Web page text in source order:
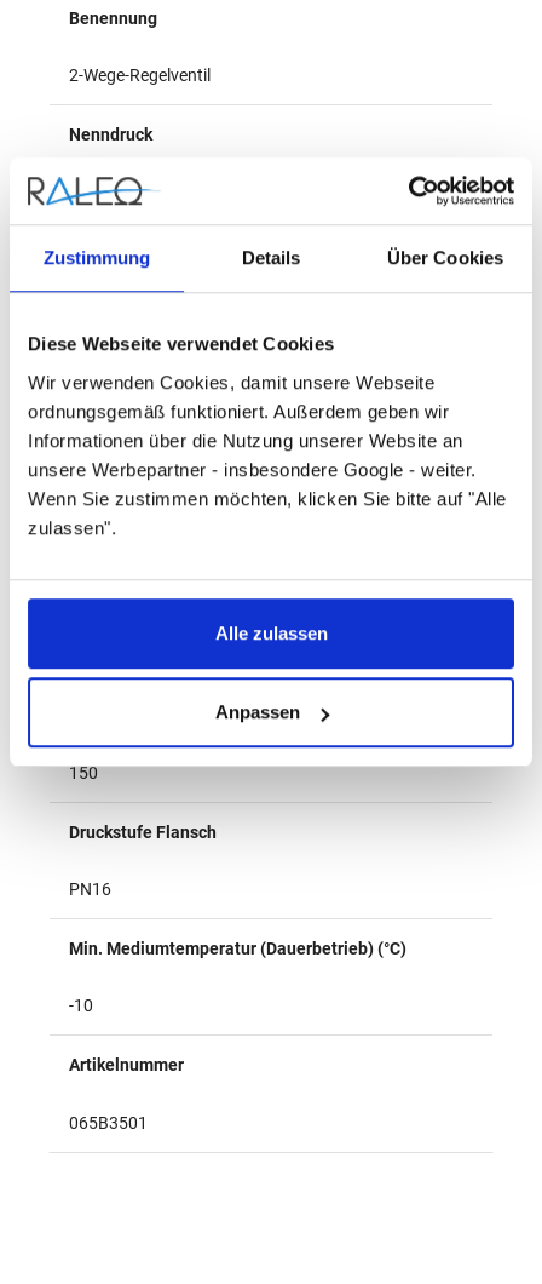
Zustimmung Details Über Cookies
Diese Webseite verwendet Cookies
Wir verwenden Cookies, damit unsere Webseite
ordnungsgemäß funktioniert. Außerdem geben wir
Informationen über die Nutzung unserer Website an
unsere Werbepartner - insbesondere Google - weiter.
Wenn Sie zustimmen möchten, klicken Sie bitte auf "Alle
zulassen".
Alle zulassen
Anpassen
Benennung
2-Wege-Regelventil
Nenndruck
PN16
Herstellername
100
Anschluss 1
Flansch
Anschluss 2
Max. Mediumtemperatur (Dauerbetrieb) (°C)
150
Druckstufe Flansch
PN16
Min. Mediumtemperatur (Dauerbetrieb) (°C)
-10
Artikelnummer
065B3501